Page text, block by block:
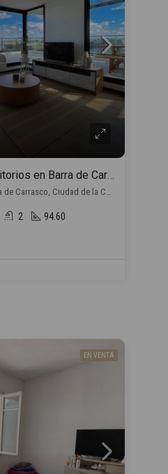
Penthouse 3 dormitorios en Barra de Carrasco
Avenida del Parque, Barra de Carrasco, Ciudad de la Costa
2 94.60
EN VENTA